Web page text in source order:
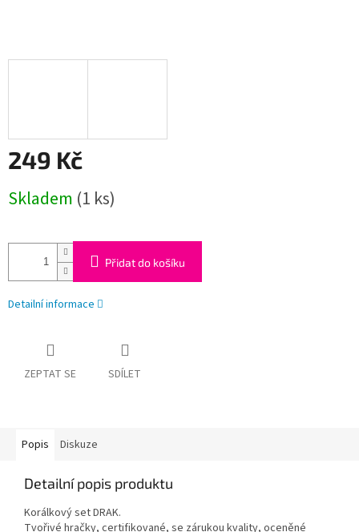
249 Kč
cena:
Skladem (1 ks)
Přidat do košíku
Detailní informace
ZEPTAT SE SDÍLET
Popis Diskuze
Detailní popis produktu
Korálkový set DRAK.
Tvořivé hračky, certifikované, se zárukou kvality, oceněné